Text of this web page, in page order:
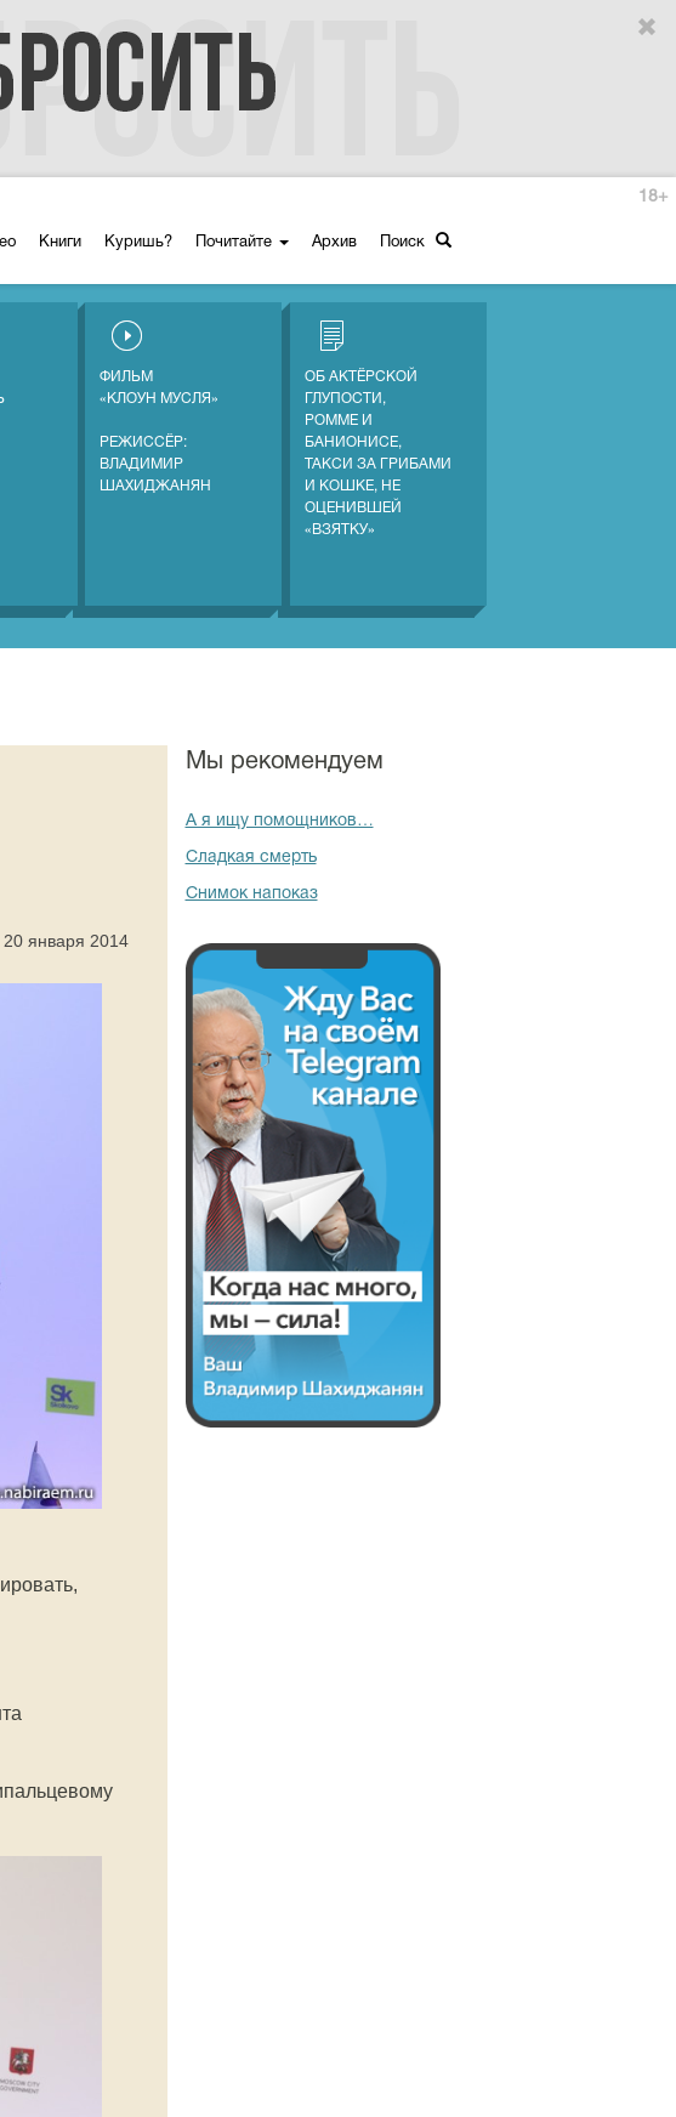
Книги Куришь? Почитайте Архив Поиск
18+
ФИЛЬМ
«КЛОУН МУСЛЯ»
РЕЖИССЁР:
ВЛАДИМИР
ШАХИДЖАНЯН
ОБ АКТЁРСКОЙ
ГЛУПОСТИ,
РОММЕ И
БАНИОНИСЕ,
ТАКСИ ЗА ГРИБАМИ
И КОШКЕ, НЕ
ОЦЕНИВШЕЙ
«ВЗЯТКУ»
января 2014
Мы рекомендуем
А я ищу помощников…
Сладкая смерть
Снимок напоказ